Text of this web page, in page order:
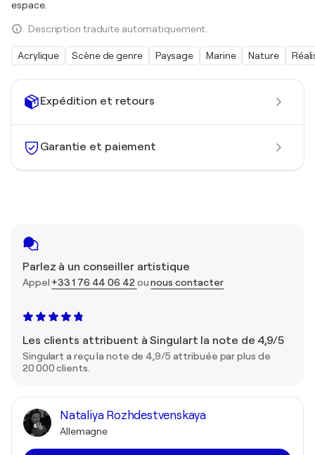
Expédition et retours
Garantie et paiement
Parlez à un conseiller artistique
Appel +33 1 76 44 06 42 ounous contacter
Les clients attribuent à Singulart la note de 4,9/5
Singulart a reçu la note de 4,9/5 attribuée par plus de
20 000 clients.
Nataliya Rozhdestvenskaya
Allemagne
espace.
Description traduite automatiquement.
Acrylique Scène de genre Paysage Marine Nature